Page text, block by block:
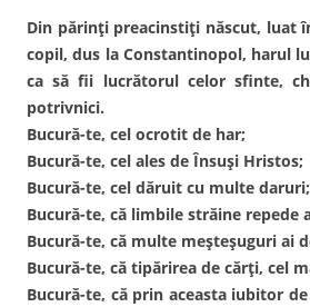
Din părinți preacinstiți născut, luat
copil, dus la Constantinopol, harul
ca să fii lucrătorul celor sfinte,
potrivnici.
Bucură-te, cel ocrotit de har;
Bucură-te, cel ales de Însuși Hristos;
Bucură-te, cel dăruit cu multe daruri;
Bucură-te, că limbile străine repede
Bucură-te, că multe meșteșuguri ai
Bucură-te, că tipărirea de cărți, cel
Bucură-te, că prin aceasta iubitor